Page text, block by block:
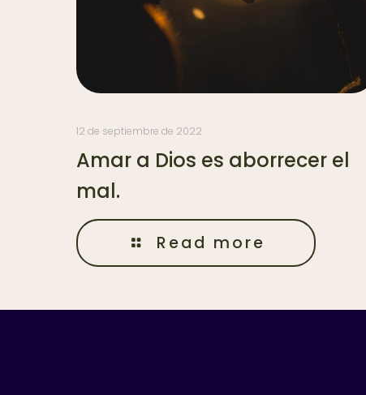
12 de septiembre de 2022
Amar a Dios es aborrecer el
mal.
Read more